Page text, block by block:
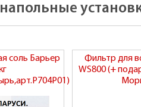
соль Барьер
Фильтр для
WS800 (+